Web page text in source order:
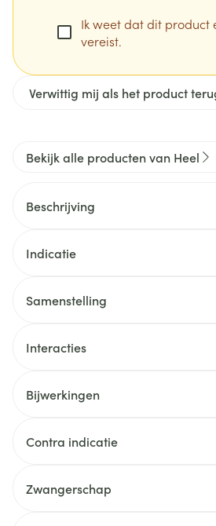
Ik weet dat dit product
vereist.
Verwittig mij als het product
Bekijk alle producten van Heel
Beschrijving
Indicatie
Samenstelling
Interacties
Bijwerkingen
Contra indicatie
Zwangerschap